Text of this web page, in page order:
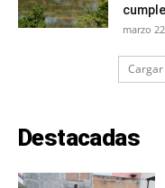
marzo
Destacadas